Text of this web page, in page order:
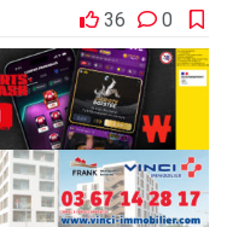
36 0